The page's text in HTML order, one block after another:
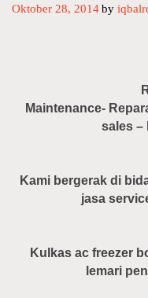
Oktober 28, 2014by
Maintenance-
sales –
Kami bergerak di
jasa
Kulkas ac freezer
lemari